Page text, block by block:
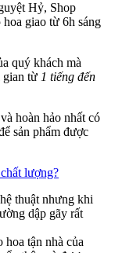
Hỷ, Shop
giao từ 6h sáng
quý khách mà
gian từ 1 tiếng đến
hoàn hảo nhất có
sản phẩm được
lượng?
thuật nhưng khi
dập gãy rất
tận nhà của